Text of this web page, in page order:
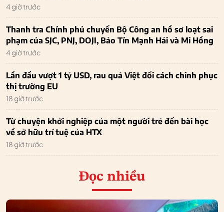
4 giờ trước
Thanh tra Chính phủ chuyển Bộ Công an hồ sơ loạt sai
phạm của SJC, PNJ, DOJI, Bảo Tín Mạnh Hải và Mi Hồng
4 giờ trước
Lần đầu vượt 1 tỷ USD, rau quả Việt đổi cách chinh phục
thị trường EU
18 giờ trước
Từ chuyện khởi nghiệp của một người trẻ đến bài học
về sở hữu trí tuệ của HTX
18 giờ trước
Đọc nhiều